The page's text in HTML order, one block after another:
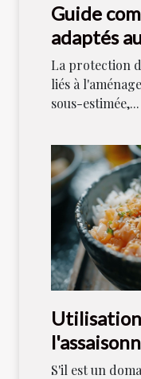
Guide
adaptés
La protection
liés à
sous-estimée,...
cuisine
S'il est un